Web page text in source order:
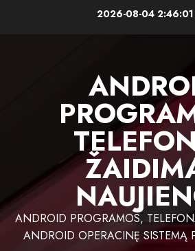
2026-08-04
ANDROID PROGRAMOS,
ANDROID OPERACINĘ SISTEMĄ